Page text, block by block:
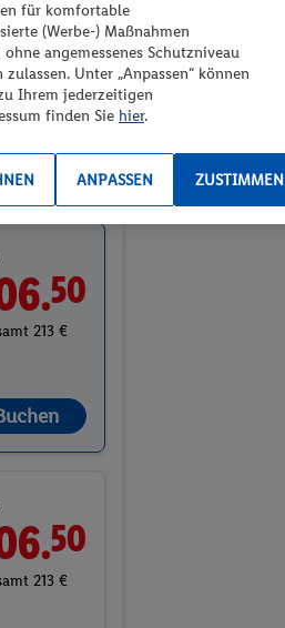
2
50
213 €
50
213 €
für komfortable
(Werbe-) Maßnahmen
angemessenes Schutzniveau
Unter „Anpassen“ können
Ihrem jederzeitigen
finden Sie hier.
ZUSTIMMEN
ANPASSEN